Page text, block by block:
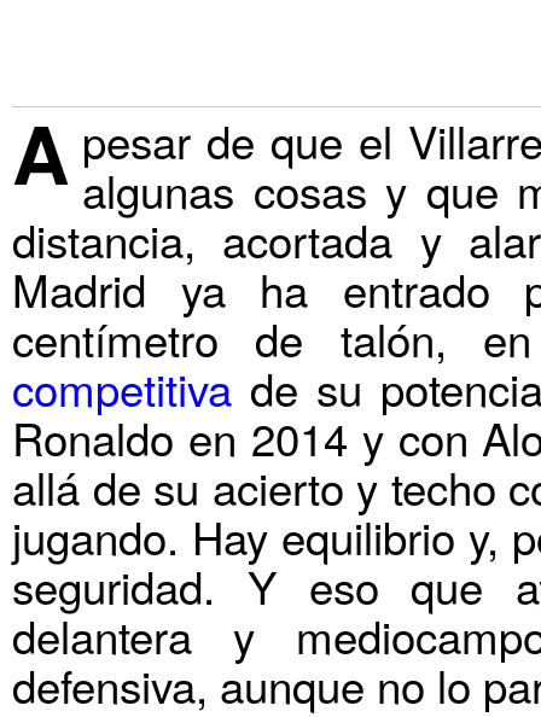
A pesar de que el
algunas cosas y que
distancia, acortada y
Madrid ya ha entrado
centímetro de talón,
competitiva de su
Ronaldo en 2014 y con
allá de su acierto y techo
jugando. Hay equilibrio y,
seguridad. Y eso que
delantera y
defensiva, aunque no lo